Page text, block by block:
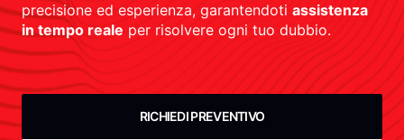
precisione ed esperienza, garantendoti assistenza
in tempo reale per risolvere ogni tuo dubbio.
RICHIEDI PREVENTIVO